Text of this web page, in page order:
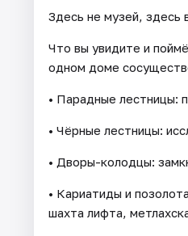
Здесь не музей, здесь
Что вы увидите и
одном доме
• Парадные лестницы:
• Чёрные лестницы:
• Дворы-колодцы:
• Кариатиды и
шахта лифта,